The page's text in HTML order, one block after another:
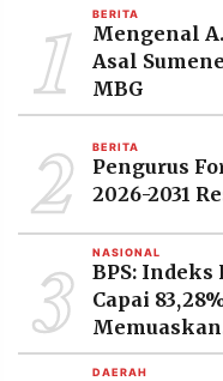
PT.
RESOLUSI
MEDIA
PRAMUDITA
1 BERITA
Mengenal
Asal
MBG
2 BERITA
Pengurus
2026-2031
3 NASIONAL
BPS: Indeks
Capai
DAERAH